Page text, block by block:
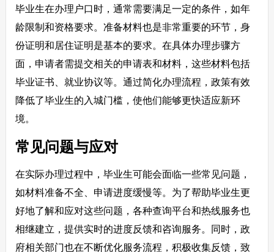
毕业生在办理户口时，通常需要满足一定的条件，如年
龄限制和资格要求。准备材料也是非常重要的环节，身
份证明和居住证明是基本的要求。在具体办理步骤方
面，申请者需提交相关的申请表和材料，这些材料包括
毕业证书、就业协议等。通过简化办理流程，政策有效
降低了毕业生的入城门槛，使他们能够更快适应新环
境。
常见问题与应对
在实际办理过程中，毕业生可能会面临一些常见问题，
如材料准备不全、申请进度缓慢等。为了帮助毕业生更
好地了解和应对这些问题，各种查询平台和热线服务也
相继建立，提供实时的进度反馈和咨询服务。同时，政
府相关部门也在不断优化服务流程，积极收集反馈，致